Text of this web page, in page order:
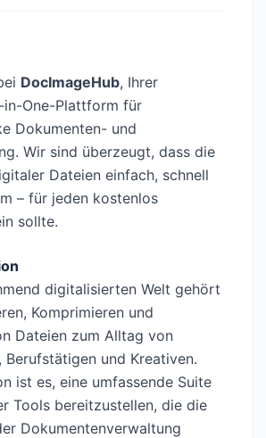
DocImageHub, Ihrer
in-One-Plattform für
Dokumenten- und
Wir sind überzeugt, dass die
Dateien einfach, schnell
– für jeden kostenlos
sollte.
digitalisierten Welt gehört
Komprimieren und
Dateien zum Alltag von
Berufstätigen und Kreativen.
ist es, eine umfassende Suite
Tools bereitzustellen, die die
Dokumentenverwaltung